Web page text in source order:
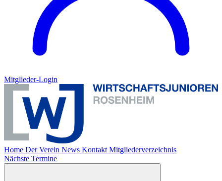
Mitglieder-Login
Home Der Verein News Kontakt Mitgliederverzeichnis
Nächste Termine